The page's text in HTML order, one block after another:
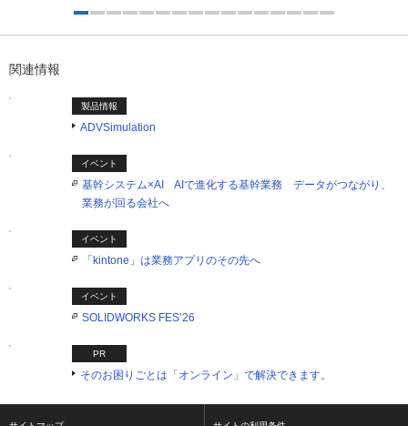
関連情報
製品情報
ADVSimulation
イベント
基幹システム×AI AIで進化する基幹業務 データがつながり、
業務が回る会社へ
イベント
「kintone」は業務アプリのその先へ
イベント
SOLIDWORKS FES’26
PR
そのお困りごとは「オンライン」で解決できます。